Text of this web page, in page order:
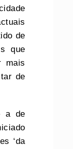
de
que
mais
de
a de
‘da